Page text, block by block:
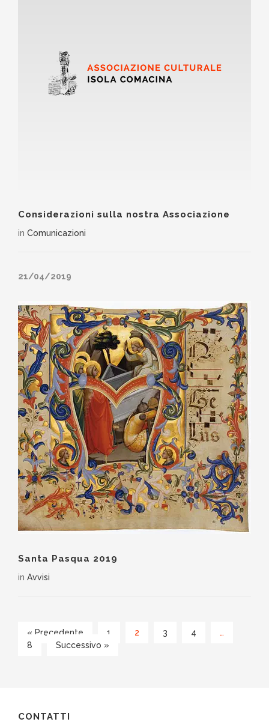
Considerazioni sulla nostra Associazione
in Comunicazioni
21/04/2019
Santa Pasqua 2019
in Avvisi
« Precedente 1 2 3 4
…
8
Successivo »
CONTATTI